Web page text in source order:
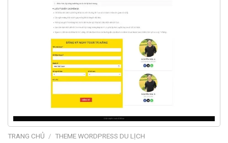
TRANG CHỦ / THEME WORDPRESS DU LỊCH